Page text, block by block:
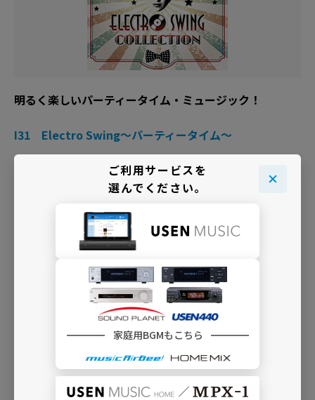
明るく楽しいパーティータイム・ミュージック！
I31 Electro Swing～パーティータイム～
“Kawaii”空間を演出する、エレクトロでポップなBGM
C48 Kawaii エレクトロ・ポップ
ご利用サービスを
選んでください。
家庭用BGMもこちら